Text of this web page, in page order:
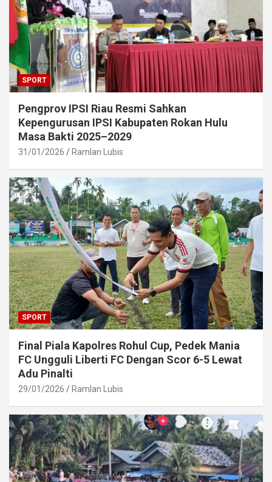
SPORT
Pengprov IPSI Riau Resmi Sahkan
Kepengurusan IPSI Kabupaten Rokan Hulu
Masa Bakti 2025–2029
31/01/2026 Ramlan Lubis
SPORT
Final Piala Kapolres Rohul Cup, Pedek Mania
FC Ungguli Liberti FC Dengan Scor 6-5 Lewat
Adu Pinalti
29/01/2026 Ramlan Lubis